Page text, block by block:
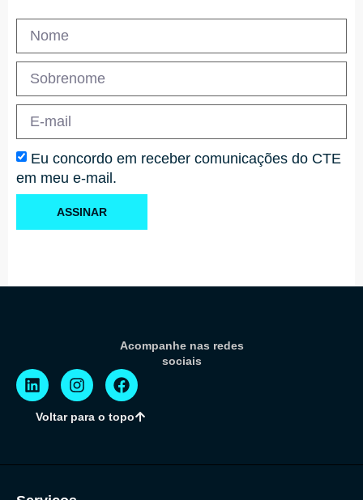
Eu concordo em receber comunicações do CTE
em meu e-mail.
ASSINAR
Acompanhe nas redes
sociais
Voltar para o topo